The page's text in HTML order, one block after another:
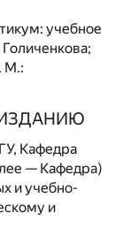
учебное
М.:
Кафедра
— Кафедра)
и учебно-
и